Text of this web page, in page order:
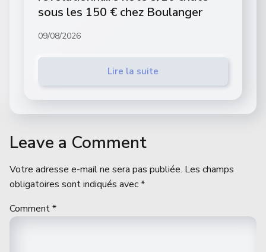
sous les 150 € chez Boulanger
09/08/2026
Lire la suite
Leave a Comment
Votre adresse e-mail ne sera pas publiée. Les champs
obligatoires sont indiqués avec*
Comment*